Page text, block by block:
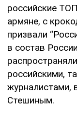
российские
армяне, с
призвали
в состав
российскими,
журналистами,
Стешиным.